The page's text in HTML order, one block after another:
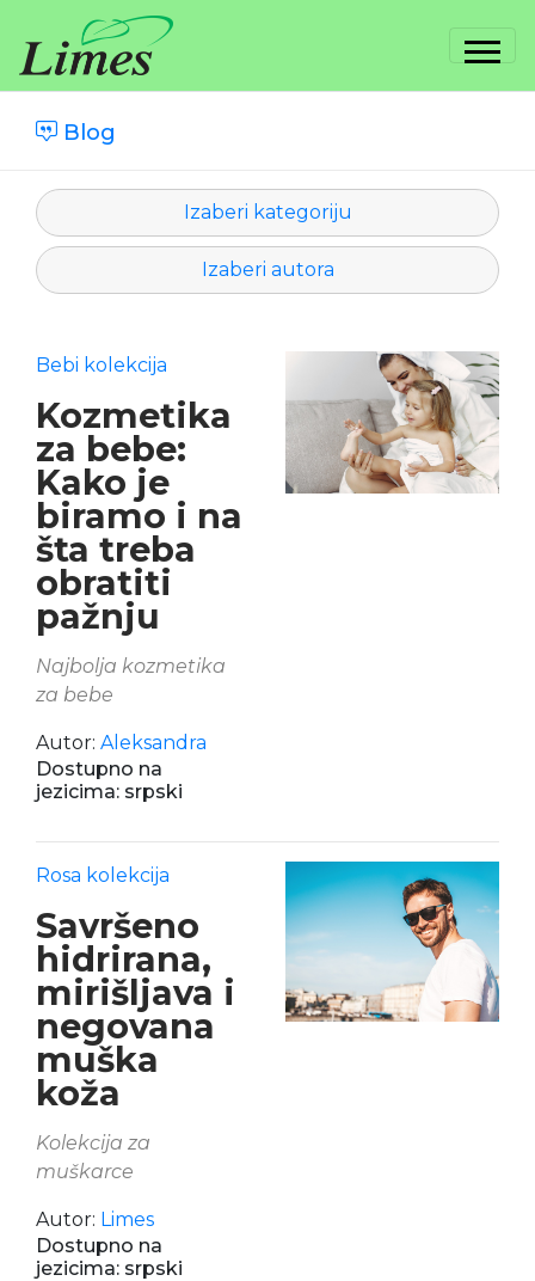
Blog
Izaberi kategoriju
Izaberi autora
Bebi kolekcija
Kozmetika
za bebe:
Kako je
biramo i na
šta treba
obratiti
pažnju
Najbolja kozmetika
za bebe
Autor: Aleksandra
Dostupno na
jezicima: srpski
Rosa kolekcija
Savršeno
hidrirana,
mirišljava i
negovana
muška
koža
Kolekcija za
muškarce
Autor: Limes
Dostupno na
jezicima: srpski